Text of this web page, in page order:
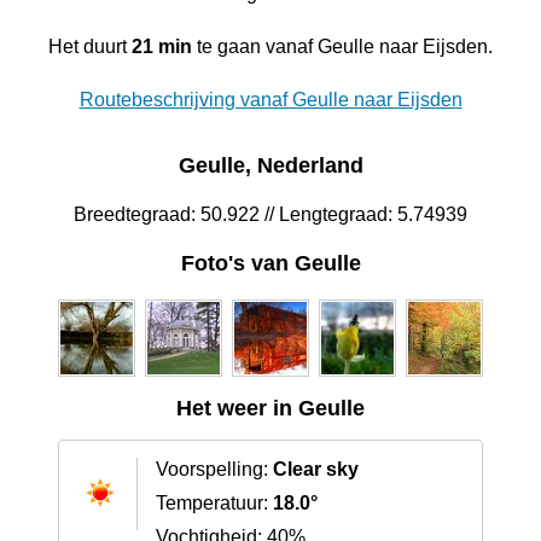
Het duurt21 min te gaan vanaf Geulle naar Eijsden.
Routebeschrijving vanaf Geulle naar Eijsden
Geulle, Nederland
Breedtegraad: 50.922 // Lengtegraad: 5.74939
Foto's van Geulle
Het weer in Geulle
Voorspelling: Clear sky
Temperatuur: 18.0°